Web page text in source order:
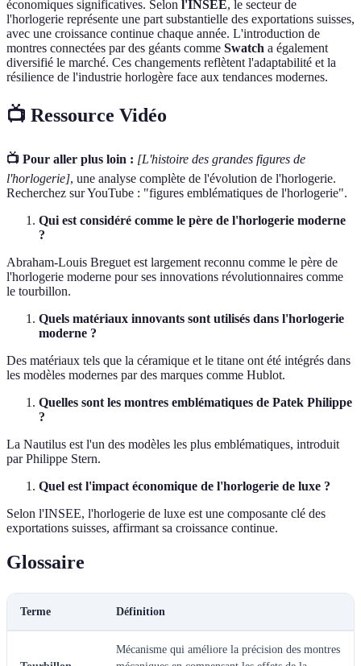
économiques significatives. Selon l'INSEE, le secteur de
l'horlogerie représente une part substantielle des exportations suisses,
avec une croissance continue chaque année. L'introduction de
montres connectées par des géants comme Swatch a également
diversifié le marché. Ces changements reflètent l'adaptabilité et la
résilience de l'industrie horlogère face aux tendances modernes.
📺 Ressource Vidéo
📺 Pour aller plus loin : [L'histoire des grandes figures de
l'horlogerie], une analyse complète de l'évolution de l'horlogerie.
Recherchez sur YouTube : "figures emblématiques de l'horlogerie".
Qui est considéré comme le père de l'horlogerie moderne
?
Abraham-Louis Breguet est largement reconnu comme le père de
l'horlogerie moderne pour ses innovations révolutionnaires comme
le tourbillon.
Quels matériaux innovants sont utilisés dans l'horlogerie
moderne ?
Des matériaux tels que la céramique et le titane ont été intégrés dans
les modèles modernes par des marques comme Hublot.
Quelles sont les montres emblématiques de Patek Philippe
?
La Nautilus est l'un des modèles les plus emblématiques, introduit
par Philippe Stern.
Quel est l'impact économique de l'horlogerie de luxe ?
Selon l'INSEE, l'horlogerie de luxe est une composante clé des
exportations suisses, affirmant sa croissance continue.
Glossaire
Terme Définition
Mécanisme qui améliore la précision des montres